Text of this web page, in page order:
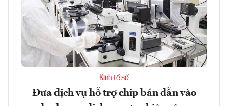
Kinh tế số
Đưa dịch vụ hỗ trợ chip bán dẫn vào